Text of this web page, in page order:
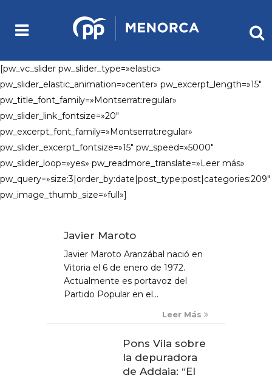
[pw_vc_slider pw_slider_type=»elastic»
pw_slider_elastic_animation=»center» pw_excerpt_length=»15″
pw_title_font_family=»Montserrat:regular»
pw_slider_link_fontsize=»20″
pw_excerpt_font_family=»Montserrat:regular»
pw_slider_excerpt_fontsize=»15″ pw_speed=»5000″
pw_slider_loop=»yes» pw_readmore_translate=»Leer más»
pw_query=»size:3|order_by:date|post_type:post|categories:209″
pw_image_thumb_size=»full»]
Javier Maroto
Javier Maroto Aranzábal nació en
Vitoria el 6 de enero de 1972.
Actualmente es portavoz del
Partido Popular en el...
Leer Más
Pons Vila sobre
la depuradora
de Addaia: “El